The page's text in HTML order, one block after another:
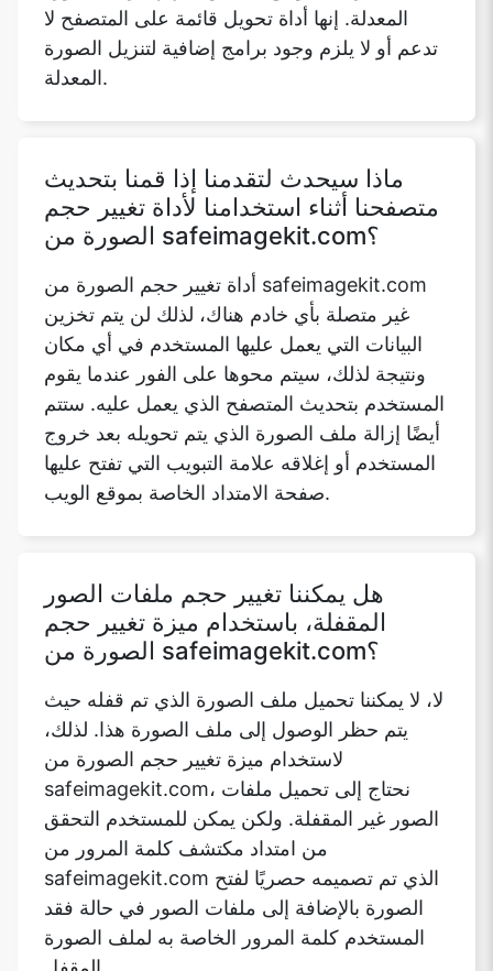
ماذا سيحدث لتقدمنا إذا قمنا بتحديث
أداة تغيير حجم الصورة من safeimagekit.com
غير متصلة بأي خادم هناك، لذلك لن يتم تخزين
البيانات التي يعمل عليها المستخدم في أي مكان
ونتيجة لذلك، سيتم محوها على الفور عندما يقوم
المستخدم بتحديث المتصفح الذي يعمل عليه. ستتم
أيضًا إزالة ملف الصورة الذي يتم تحويله بعد خروج
المستخدم أو إغلاقه علامة التبويب التي تفتح عليها
صفحة الامتداد الخاصة بموقع الويب.
هل يمكننا تغيير حجم ملفات الصور
لا، لا يمكننا تحميل ملف الصورة الذي تم قفله حيث
يتم حظر الوصول إلى ملف الصورة هذا. لذلك،
لاستخدام ميزة تغيير حجم الصورة من
safeimagekit.com، نحتاج إلى تحميل ملفات
الصور غير المقفلة. ولكن يمكن للمستخدم التحقق
من امتداد مكتشف كلمة المرور من
safeimagekit.com الذي تم تصميمه حصريًا لفتح
الصورة بالإضافة إلى ملفات الصور في حالة فقد
المستخدم كلمة المرور الخاصة به لملف الصورة
المقفل.